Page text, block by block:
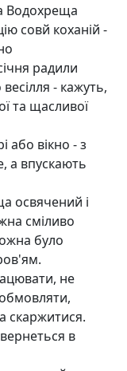
Водохреща
совй коханій -
радили
- кажуть,
та щасливої
або вікно - з
а впускають
освячений і
сміливо
було
не
скаржитися.
в